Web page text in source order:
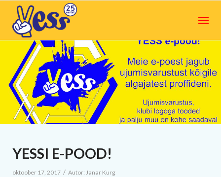
YESSI E-POOD!
oktoober 17, 2017 / Autor: Janar Kurg